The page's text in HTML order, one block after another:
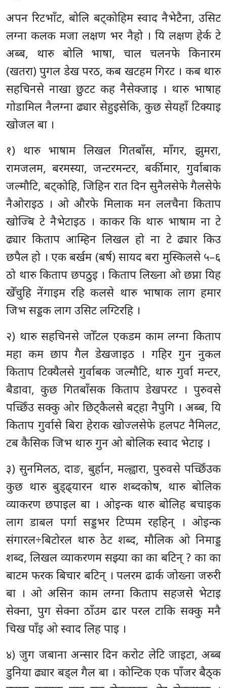
अपन रिटभाँट, बोलि बट्कोहिम स्वाद नैभेटैना, उसिट
लग्ना कलक मजा लक्षण भर नैहो । यि लक्षण हेर्क टे
अब्ब, थारु बोलि भाषा, चाल चलनफे किनारम
(खतरा) पुगल डेख परठ, कब खटहम गिरट । कब थारु
सहचिनसे नाखा छुटट कह नैसेक्जाइ । थारु भाषाह
गोडामिल नैलग्ना ढ्यार सेहुइसेकि, कुछ सेयहाँ टिक्याइ
खोजल बा ।
१) थारु भाषाम लिखल गितबाँस, माँगर, झुमरा,
रामजलम, बरमस्या, जन्टरमन्टर, बर्कीमार, गुर्वाबाक
जल्मौटि, बट्कोहि, जिहिन रात दिन सुनैलसेफे गैलसेफे
नैओराइठ । ओ औरफे मिलाक मन ललचैना किताप
खोज्बि टे नैभेटाइठ । काकर कि थारु भाषाम ना टे
ढ्यार किताप आम्हिन लिखल हो ना टे ढ्यार किउ
छपैल हो । एक बर्खम (बर्ष) सायद बरा मुस्किलसे ५–६
ठो थारु किताप छपठुइ । किताप लिख्ना ओ छप्ना यिह
खेँचुहि नेंगाइम रहि कलसे थारु भाषाक लाग हमार
जिभ सड्डक लाग उसिट लग्टिरहि ।
२) थारु सहचिनसे जोँटल एकडम काम लग्ना किताप
महा कम छाप गैल डेखजाइठ । गहिर गुन नुकल
किताप टिक्यैलसे गुर्वाबक जल्मौटि, थारु गुर्वा मन्टर,
बैडावा, कुछ गितबाँसक किताप डेखपरट । पुरुवसे
पच्छिँउ सक्कु ओर छिट्कैलसे बट्हा नैपुगि । अब्ब, यि
किताप गुर्वासे बिरा हेराक खोज्लसेफे हलपट नैमिलट,
टब कैसिक जिभ थारु गुन ओ बोलिक स्वाद भेटाइ ।
३) सुनमिलठ, दाङ, बुर्हान, मल्ह्वारा, पुरुवसे पच्छिँउक
कुछ थारु बुड्ढ्यारन थारु शब्दकोष, थारु बोलिक
व्याकरण छपाइल बा । ओइन्क थारु बोलिह बचाइक
लाग डाबल पर्गा सड्डभर टिप्पम रहहिन् । ओइन्क
संगारल÷बिटोरल थारु ठेट शब्द, मौलिक ओ निमाड्ड
शब्द, लिखल व्याकरणम सझ्या का का बटिन् ? का का
बाटम फरक बिचार बटिन् । पलरम ढार्क जोख्ना जरुरी
बा । ओ असिन काम लग्ना किताप सहजसे भेटाइ
सेक्ना, पुग सेक्ना ठाँउम ढार परल टाकि सक्कु मनै
चिख पाँइ ओ स्वाद लिह पाइ ।
४) जुग जबाना अन्सार दिन करोट लेटि जाइटा, अब्ब
डुनिया ढ्यार बड्ल गैल बा । कोन्टिक एक पाँजर बैठ्क